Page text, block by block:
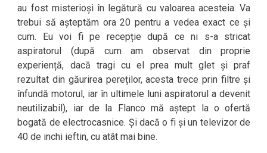
au fost misterioși în legătură cu valoarea acesteia. Va
trebui să așteptăm ora 20 pentru a vedea exact ce și
cum. Eu voi fi pe recepție după ce ni s-a stricat
aspiratorul (după cum am observat din proprie
experiență, dacă tragi cu el prea mult glet și praf
rezultat din găurirea pereților, acesta trece prin filtre și
înfundă motorul, iar în ultimele luni aspiratorul a devenit
neutilizabil), iar de la Flanco mă aștept la o ofertă
bogată de electrocasnice. Și dacă o fi și un televizor de
40 de inchi ieftin, cu atât mai bine.